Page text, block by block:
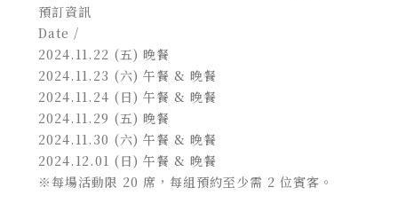
預訂資訊
Date /
2024.11.22 (五) 晚餐
2024.11.23 (六) 午餐 & 晚餐
2024.11.24 (日) 午餐 & 晚餐
2024.11.29 (五) 晚餐
2024.11.30 (六) 午餐 & 晚餐
2024.12.01 (日) 午餐 & 晚餐
※每場活動限 20 席，每組預約至少需 2 位賓客。